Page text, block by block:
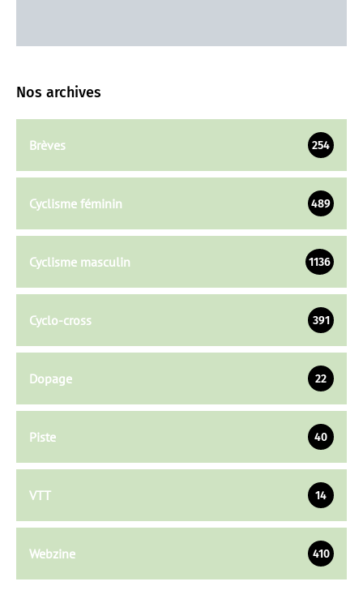
Nos archives
Brèves 254
Cyclisme féminin 489
Cyclisme masculin 1136
Cyclo-cross 391
Dopage 22
Piste 40
VTT 14
Webzine 410